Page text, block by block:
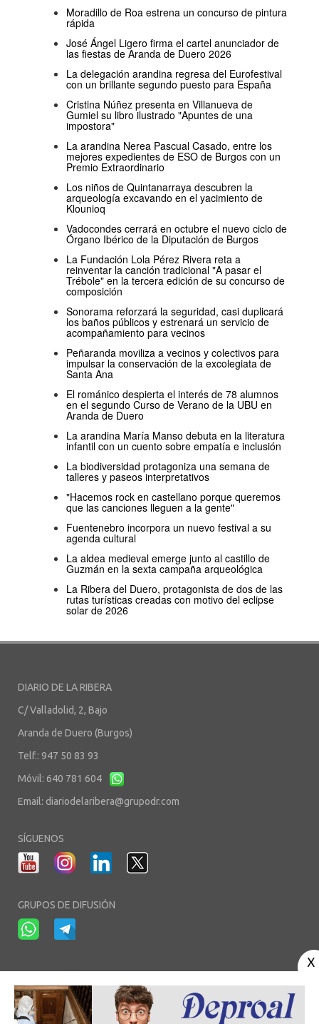
Moradillo de Roa estrena un concurso de pintura
rápida
José Ángel Ligero firma el cartel anunciador de
las fiestas de Aranda de Duero 2026
La delegación arandina regresa del Eurofestival
con un brillante segundo puesto para España
Cristina Núñez presenta en Villanueva de
Gumiel su libro ilustrado "Apuntes de una
impostora"
La arandina Nerea Pascual Casado, entre los
mejores expedientes de ESO de Burgos con un
Premio Extraordinario
Los niños de Quintanarraya descubren la
arqueología excavando en el yacimiento de
Klounioq
Vadocondes cerrará en octubre el nuevo ciclo de
Órgano Ibérico de la Diputación de Burgos
La Fundación Lola Pérez Rivera reta a
reinventar la canción tradicional "A pasar el
Trébole" en la tercera edición de su concurso de
composición
Sonorama reforzará la seguridad, casi duplicará
los baños públicos y estrenará un servicio de
acompañamiento para vecinos
Peñaranda moviliza a vecinos y colectivos para
impulsar la conservación de la excolegiata de
Santa Ana
El románico despierta el interés de 78 alumnos
en el segundo Curso de Verano de la UBU en
Aranda de Duero
La arandina María Manso debuta en la literatura
infantil con un cuento sobre empatía e inclusión
La biodiversidad protagoniza una semana de
talleres y paseos interpretativos
"Hacemos rock en castellano porque queremos
que las canciones lleguen a la gente"
Fuentenebro incorpora un nuevo festival a su
agenda cultural
La aldea medieval emerge junto al castillo de
Guzmán en la sexta campaña arqueológica
La Ribera del Duero, protagonista de dos de las
rutas turísticas creadas con motivo del eclipse
solar de 2026
DIARIO DE LA RIBERA
C/ Valladolid, 2, Bajo
Aranda de Duero (Burgos)
Telf.: 947 50 83 93
Móvil: 640 781 604
Email: diariodelaribera@grupodr.com
SÍGUENOS
GRUPOS DE DIFUSIÓN